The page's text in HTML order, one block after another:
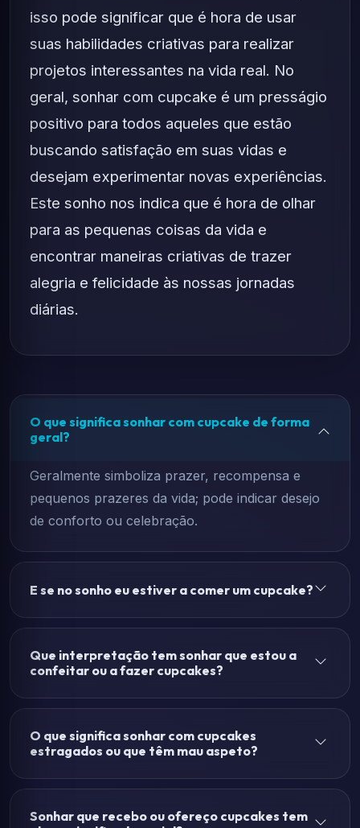
isso pode significar que é hora de usar
suas habilidades criativas para realizar
projetos interessantes na vida real. No
geral, sonhar com cupcake é um presságio
positivo para todos aqueles que estão
buscando satisfação em suas vidas e
desejam experimentar novas experiências.
Este sonho nos indica que é hora de olhar
para as pequenas coisas da vida e
encontrar maneiras criativas de trazer
alegria e felicidade às nossas jornadas
diárias.
O que significa sonhar com cupcake de forma
geral?
Geralmente simboliza prazer, recompensa e
pequenos prazeres da vida; pode indicar desejo
de conforto ou celebração.
E se no sonho eu estiver a comer um cupcake?
Que interpretação tem sonhar que estou a
confeitar ou a fazer cupcakes?
O que significa sonhar com cupcakes
estragados ou que têm mau aspeto?
Sonhar que recebo ou ofereço cupcakes tem